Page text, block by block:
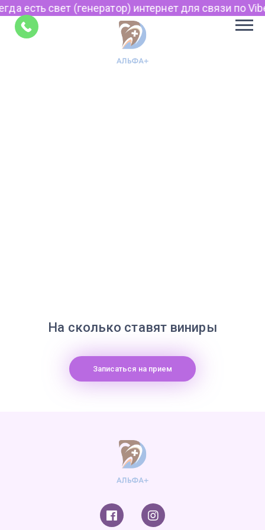
есть свет (генератор) интернет для связи по
На сколько ставят виниры
Записаться на прием